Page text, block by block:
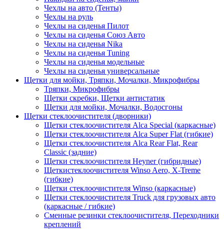
Чехлы на авто (Тенты)
Чехлы на руль
Чехлы на сиденья Пилот
Чехлы на сиденья Союз Авто
Чехлы на сиденья Nika
Чехлы на сиденья Tuning
Чехлы на сиденья модельные
Чехлы на сиденья универсальные
Щетки для мойки, Тряпки, Мочалки, Микрофибры
Тряпки, Микрофибры
Щетки скребки, Щетки антистатик
Щетки для мойки, Мочалки, Водосгоны
Щетки стеклоочистителя (дворники)
Щетки стеклоочистителя Alca Special (каркасные)
Щетки стеклоочистителя Alca Super Flat (гибкие)
Щетки стеклоочистителя Alca Rear Flat, Rear
Classic (задние)
Щетки стеклоочистителя Heyner (гибридные)
Щеткистеклоочистителя Winso Aero, X-Treme
(гибкие)
Щетки стеклоочистителя Winso (каркасные)
Щетки стеклоочистителя Truck для грузовых авто
(каркасные / гибкие)
Сменные резинки стеклоочистителя, Переходники
креплений